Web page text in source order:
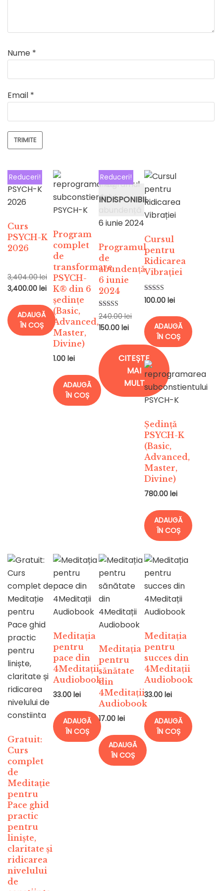
Nume *
Email *
Reduceri!
Curs
PSYCH-K
2026
3,404.00lei
3,400.00 lei
ADAUGĂ
ÎN COȘ
Program
complet
de
transformare
PSYCH-
K® din 6
ședințe
(Basic,
Advanced,
Master,
Divine)
1.00lei
ADAUGĂ
ÎN COȘ
INDISPONIBIL
Reduceri!
Programul
de
abundență
6 iunie
2024
Evaluat la
5.00
din 5
240.00lei
150.00 lei
CITEȘTE
MAI
MULT
Cursul
pentru
Ridicarea
Vibrației
Evaluat la
5.00
100.00 lei
ADAUGĂ
ÎN COȘ
Ședință
PSYCH-K
(Basic,
Advanced,
Master,
Divine)
780.00lei
ADAUGĂ
ÎN COȘ
Gratuit:
Curs
complet
de
Meditație
pentru
Pace ghid
practic
pentru
liniște,
claritate și
ridicarea
nivelului
de
Meditația
pentru
pace din
4Meditații
Audiobook
33.00lei
ADAUGĂ
ÎN COȘ
Meditația
pentru
sănătate
din
4Meditații
Audiobook
17.00lei
ADAUGĂ
ÎN COȘ
Meditația
pentru
succes din
4Meditații
Audiobook
33.00lei
ADAUGĂ
ÎN COȘ